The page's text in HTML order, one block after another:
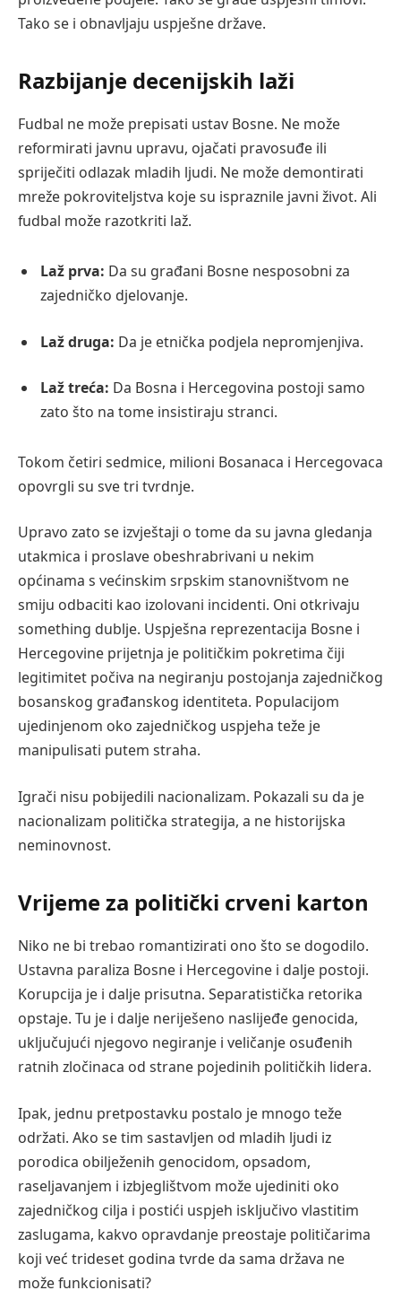
Tako se i obnavljaju uspješne države.
Razbijanje decenijskih laži
Fudbal ne može prepisati ustav Bosne. Ne može
reformirati javnu upravu, ojačati pravosuđe ili
spriječiti odlazak mladih ljudi. Ne može demontirati
mreže pokroviteljstva koje su ispraznile javni život. Ali
fudbal može razotkriti laž.
Laž prva: Da su građani Bosne nesposobni za
zajedničko djelovanje.
Laž druga: Da je etnička podjela nepromjenjiva.
Laž treća: Da Bosna i Hercegovina postoji samo
zato što na tome insistiraju stranci.
Tokom četiri sedmice, milioni Bosanaca i Hercegovaca
opovrgli su sve tri tvrdnje.
Upravo zato se izvještaji o tome da su javna gledanja
utakmica i proslave obeshrabrivani u nekim
općinama s većinskim srpskim stanovništvom ne
smiju odbaciti kao izolovani incidenti. Oni otkrivaju
something dublje. Uspješna reprezentacija Bosne i
Hercegovine prijetnja je političkim pokretima čiji
legitimitet počiva na negiranju postojanja zajedničkog
bosanskog građanskog identiteta. Populacijom
ujedinjenom oko zajedničkog uspjeha teže je
manipulisati putem straha.
Igrači nisu pobijedili nacionalizam. Pokazali su da je
nacionalizam politička strategija, a ne historijska
neminovnost.
Vrijeme za politički crveni karton
Niko ne bi trebao romantizirati ono što se dogodilo.
Ustavna paraliza Bosne i Hercegovine i dalje postoji.
Korupcija je i dalje prisutna. Separatistička retorika
opstaje. Tu je i dalje neriješeno naslijeđe genocida,
uključujući njegovo negiranje i veličanje osuđenih
ratnih zločinaca od strane pojedinih političkih lidera.
Ipak, jednu pretpostavku postalo je mnogo teže
održati. Ako se tim sastavljen od mladih ljudi iz
porodica obilježenih genocidom, opsadom,
raseljavanjem i izbjeglištvom može ujediniti oko
zajedničkog cilja i postići uspjeh isključivo vlastitim
zaslugama, kakvo opravdanje preostaje političarima
koji već trideset godina tvrde da sama država ne
može funkcionisati?